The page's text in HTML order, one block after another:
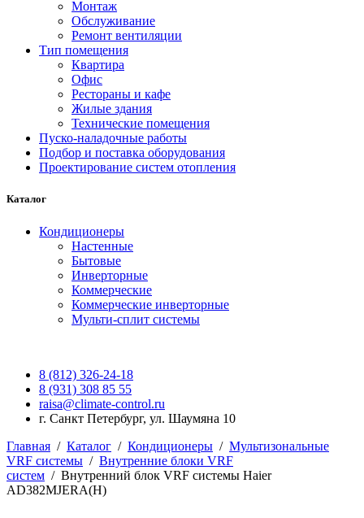
Монтаж
Обслуживание
Ремонт вентиляции
Тип помещения
Квартира
Офис
Рестораны и кафе
Жилые здания
Технические помещения
Пуско-наладочные работы
Подбор и поставка оборудования
Проектирование систем отопления
Каталог
Кондиционеры
Настенные
Бытовые
Инверторные
Коммерческие
Коммерческие инверторные
Мульти-сплит системы
8 (812) 326-24-18
8 (931) 308 85 55
raisa@climate-control.ru
г. Санкт Петербург, ул. Шаумяна 10
Главная / Каталог / Кондиционеры / Мультизональные
VRF системы / Внутренние блоки VRF
систем / Внутренний блок VRF системы Haier
AD382MJERA(H)